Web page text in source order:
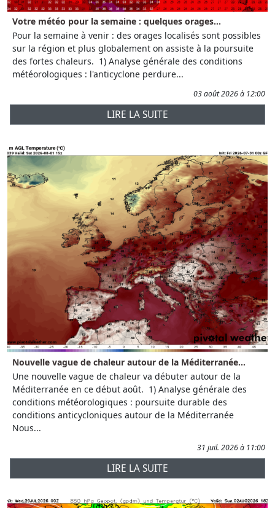
Votre météo pour la semaine : quelques orages...
Pour la semaine à venir : des orages localisés sont possibles
sur la région et plus globalement on assiste à la poursuite
des fortes chaleurs. 1) Analyse générale des conditions
météorologiques : l'anticyclone perdure...
03 août 2026 à 12:00
LIRE LA SUITE
Nouvelle vague de chaleur autour de la Méditerranée...
Une nouvelle vague de chaleur va débuter autour de la
Méditerranée en ce début août. 1) Analyse générale des
conditions météorologiques : poursuite durable des
conditions anticycloniques autour de la Méditerranée
Nous...
31 juil. 2026 à 11:00
LIRE LA SUITE